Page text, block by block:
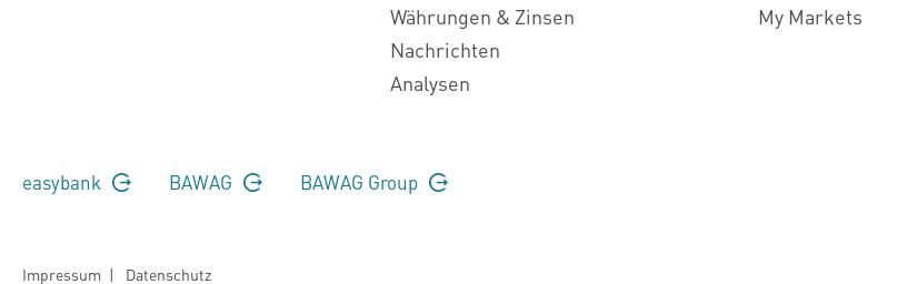
Währungen & Zinsen
Nachrichten
Analysen
My Markets
easybank BAWAG BAWAG Group
Impressum | Datenschutz